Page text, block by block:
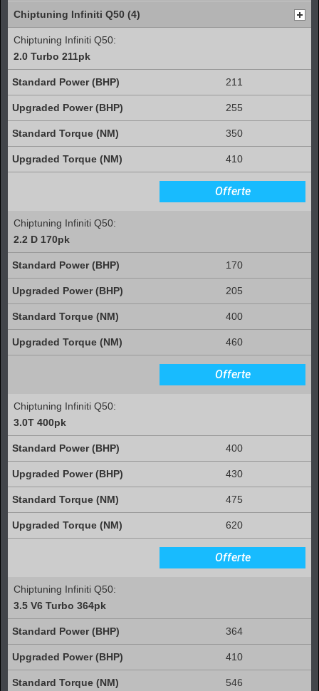
Chiptuning Infiniti Q50 (4)
Chiptuning Infiniti Q50:
2.0 Turbo 211pk
211
255
350
410
Offerte
Chiptuning Infiniti Q50:
2.2 D 170pk
170
205
400
460
Offerte
Chiptuning Infiniti Q50:
3.0T 400pk
400
430
475
620
Offerte
Chiptuning Infiniti Q50:
3.5 V6 Turbo 364pk
364
410
546